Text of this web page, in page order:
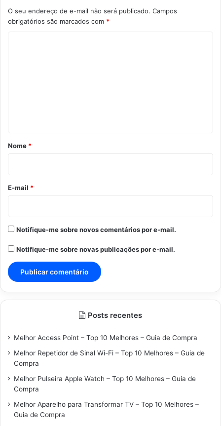
O seu endereço de e-mail não será publicado. Campos
obrigatórios são marcados com *
r
o
*
Nome *
E-mail *
Notifique-me sobre novos comentários por e-mail.
Notifique-me sobre novas publicações por e-mail.
Posts recentes
Melhor Access Point – Top 10 Melhores – Guia de Compra
Melhor Repetidor de Sinal Wi-Fi – Top 10 Melhores – Guia de
Compra
Melhor Pulseira Apple Watch – Top 10 Melhores – Guia de
Compra
Melhor Aparelho para Transformar TV – Top 10 Melhores –
Guia de Compra